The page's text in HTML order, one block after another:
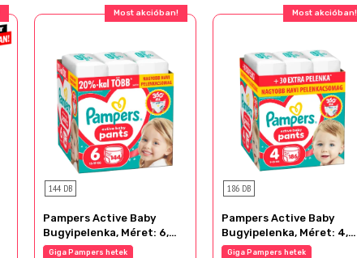
Most akcióban!
144 DB
Pampers Active Baby
Bugyipelenka, Méret: 6,
144 db Pelenka, 13kg-19kg
Giga Pampers hetek
Most akcióban!
186 DB
Pampers Active Baby
Bugyipelenka, Méret: 4,
186 db Pelenka, 9kg-15kg
Giga Pampers hetek